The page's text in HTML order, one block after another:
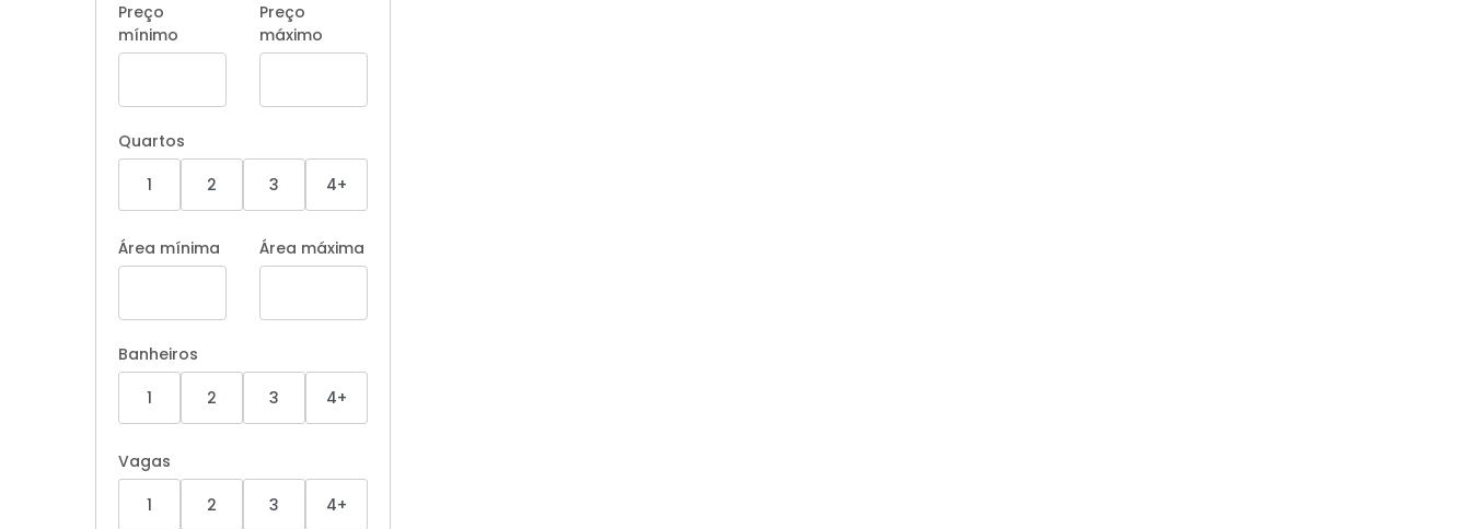
Preço
mínimo
Preço
máximo
Quartos
1
2 3 4+
Área mínima Área máxima
Banheiros
1
2 3 4+
Vagas
1
2 3 4+